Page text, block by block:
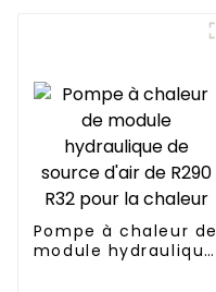
Pompe à chaleur de
module hydraulique